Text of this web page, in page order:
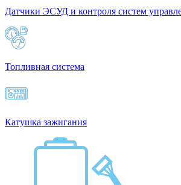
Датчики ЭСУД и контроля систем
Топливная система
Катушка зажигания